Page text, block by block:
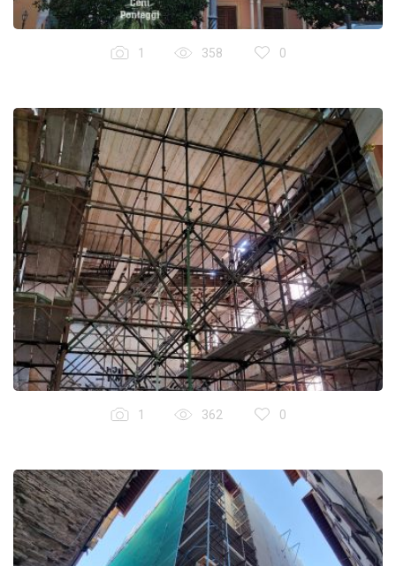
1 358 0
1 362 0